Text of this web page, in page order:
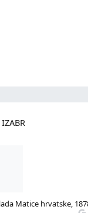
IZABR
Matice hrvatske,